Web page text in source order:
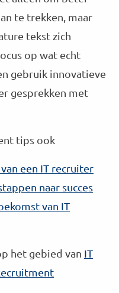
te trekken, maar
tekst zich
op wat echt
gebruik innovatieve
gesprekken met
tips ook
een IT recruiter
naar succes
van IT
het gebied van IT